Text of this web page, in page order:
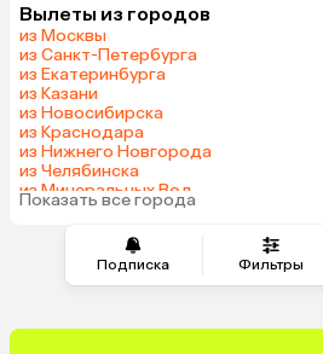
Подписка Фильтры
Беларусь
Казахстан
Узбекистан
Катар
Гонконг
Таджикистан
Вылеты из городов
из Москвы
из Санкт-Петербурга
из Екатеринбурга
из Казани
из Новосибирска
из Краснодара
из Нижнего Новгорода
из Челябинска
из Минеральных Вод
из Тюмени
Показать все города